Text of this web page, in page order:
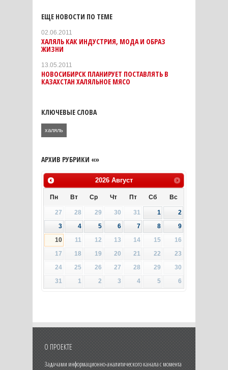
ЕЩЕ НОВОСТИ ПО ТЕМЕ
02.06.2011
ХАЛЯЛЬ КАК ИНДУСТРИЯ, МОДА И ОБРАЗ
ЖИЗНИ
13.05.2011
НОВОСИБИРСК ПЛАНИРУЕТ ПОСТАВЛЯТЬ В
КАЗАХСТАН ХАЛЯЛЬНОЕ МЯСО
КЛЮЧЕВЫЕ СЛОВА
халяль
АРХИВ РУБРИКИ «»
2026 Август
Пн Вт Ср Чт Пт Сб Вс
27 28 29 30 31 1
2
3
4 5 6 7 8
9
10
11 12 13 14 15
16
17
18 19 20 21 22
23
24
25 26 27 28 29
30
31
1 2 3 4 5 6
О ПРОЕКТЕ
Задачами информационно-аналитического канала с момента